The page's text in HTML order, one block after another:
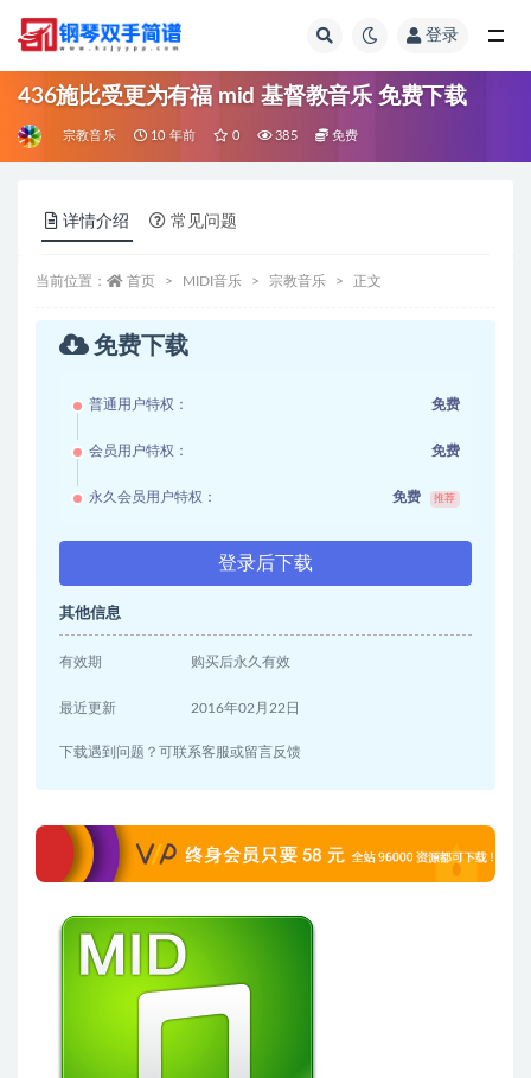
登录
436施比受更为有福 mid 基督教音乐 免费下载
宗教音乐 10 年前 0 385 免费
详情介绍 常见问题
当前位置： 首页 MIDI音乐 宗教音乐 正文
免费下载
普通用户特权： 免费
会员用户特权： 免费
永久会员用户特权： 免费 推荐
登录后下载
其他信息
有效期 购买后永久有效
最近更新 2016年02月22日
下载遇到问题？可联系客服或留言反馈